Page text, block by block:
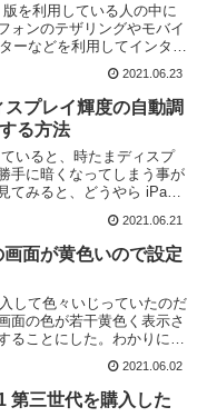
を利用している人の中に
ォンのテザリングやモバイ
ーなどを利用してインター
最近はキャリア各社ともに
大容量プラ...
2021.06.23
プレイ輝度の自動調
る方法
いると、時たまディスプ
手に暗くなってしまう事が
てみると、どうやら iPad
塞いでいる時に発生するも
ディスプレイの輝度調節機
2021.06.21
面が黄色いので設定
して色々いじっていたのだ
面の色が若干黄色く表示さ
ることにした。わかりにく
が若干黄色っぽく見えると
面周りを確認し...
2021.06.02
第三世代を購入した